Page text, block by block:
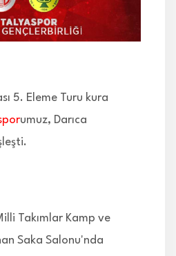
5. Eleme Turu kura
umuz, Darıca
Takımlar Kamp ve
Saka Salonu'nda